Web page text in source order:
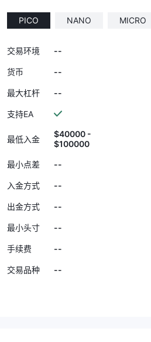
PICO NANO MICRO
交易环境 --
货币 --
最大杠杆 --
支持EA
最低入金
$40000 -
$100000
最小点差 --
入金方式 --
出金方式 --
最小头寸 --
手续费 --
交易品种 --